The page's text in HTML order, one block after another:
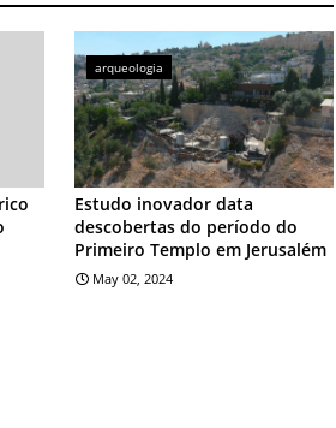
arqueologia
Estudo inovador data
descobertas do período do
Primeiro Templo em Jerusalém
May 02, 2024